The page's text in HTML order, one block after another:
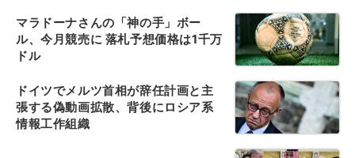
マラドーナさんの「神の手」ボー
ル、今月競売に 落札予想価格は1千万
ドル
ドイツでメルツ首相が辞任計画と主
張する偽動画拡散、背後にロシア系
情報工作組織